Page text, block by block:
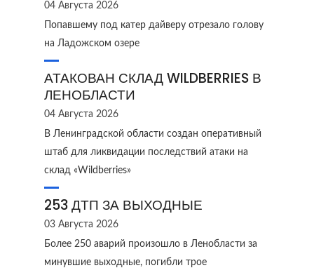
04 Августа 2026
Попавшему под катер дайверу отрезало голову
на Ладожском озере
АТАКОВАН СКЛАД WILDBERRIES В
ЛЕНОБЛАСТИ
04 Августа 2026
В Ленинградской области создан оперативный
штаб для ликвидации последствий атаки на
склад «Wildberries»
253 ДТП ЗА ВЫХОДНЫЕ
03 Августа 2026
Более 250 аварий произошло в Ленобласти за
минувшие выходные, погибли трое